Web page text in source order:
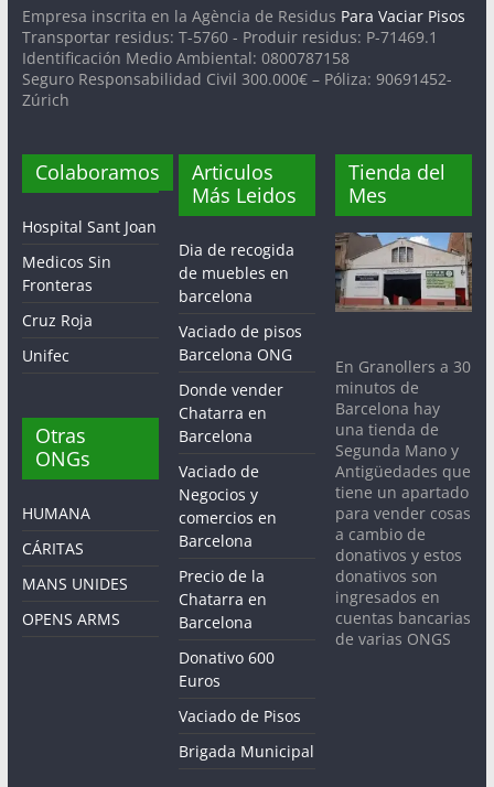
Empresa inscrita en la Agència de Residus Para Vaciar Pisos
Transportar residus: T-5760 - Produir residus: P-71469.1
Identificación Medio Ambiental: 0800787158
Seguro Responsabilidad Civil 300.000€ – Póliza: 90691452-
Zúrich
Colaboramos
Hospital Sant Joan
Medicos Sin
Fronteras
Cruz Roja
Unifec
Otras
ONGs
HUMANA
CÁRITAS
MANS UNIDES
OPENS ARMS
Articulos
Más Leidos
Dia de recogida
de muebles en
barcelona
Vaciado de pisos
Barcelona ONG
Donde vender
Chatarra en
Barcelona
Vaciado de
Negocios y
comercios en
Barcelona
Precio de la
Chatarra en
Barcelona
Donativo 600
Euros
Vaciado de Pisos
Brigada Municipal
Tienda del
Mes
En Granollers a 30
minutos de
Barcelona hay
una tienda de
Segunda Mano y
Antigüedades que
tiene un apartado
para vender cosas
a cambio de
donativos y estos
donativos son
ingresados en
cuentas bancarias
de varias ONGS